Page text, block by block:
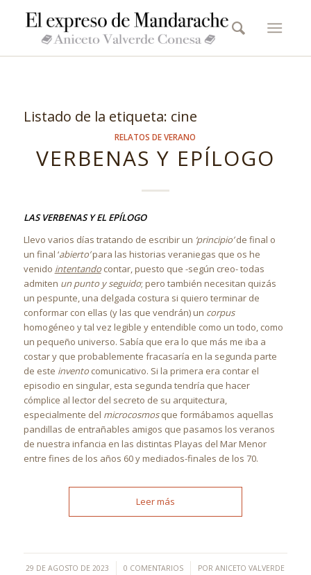
Listado de la etiqueta: cine
RELATOS DE VERANO
VERBENAS Y EPÍLOGO
LAS VERBENAS Y EL EPÍLOGO
Llevo varios días tratando de escribir un ‘principio’de final o
un final ‘abierto’para las historias veraniegas que os he
venido intentandocontar, puesto que -según creo- todas
admiten un punto y seguido; pero también necesitan quizás
un pespunte, una delgada costura si quiero terminar de
conformar con ellas (y las que vendrán) un corpus
homogéneo y tal vez legible y entendible como un todo, como
un pequeño universo. Sabía que era lo que más me iba a
costar y que probablemente fracasaría en la segunda parte
de este inventocomunicativo. Si la primera era contar el
episodio en singular, esta segunda tendría que hacer
cómplice al lector del secreto de su arquitectura,
especialmente del microcosmosque formábamos aquellas
pandillas de entrañables amigos que pasamos los veranos
de nuestra infancia en las distintas Playas del Mar Menor
entre fines de los años 60 y mediados-finales de los 70.
Leer más
29 DE AGOSTO DE 2023
/ 0 COMENTARIOS
/ PORANICETO VALVERDE